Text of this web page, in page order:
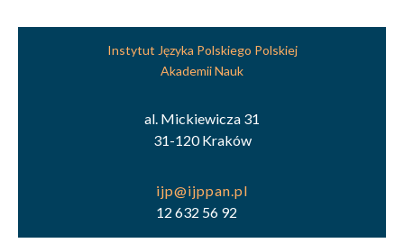
Instytut Języka Polskiego Polskiej
Akademii Nauk
al. Mickiewicza 31
31-120 Kraków
12 632 56 92